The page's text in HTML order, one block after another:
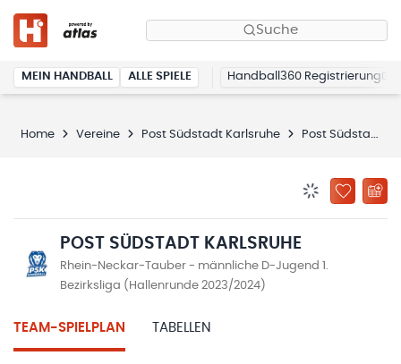
Suche
MEIN HANDBALL ALLE SPIELE Handball360 Registrierung
Home Vereine Post Südstadt Karlsruhe Post Südstadt Karlsruhe
ZU
POST SÜDSTADT KARLSRUHE
Rhein-Neckar-Tauber - männliche D-Jugend 1.
Bezirksliga (Hallenrunde 2023/2024)
TEAM-SPIELPLAN TABELLEN